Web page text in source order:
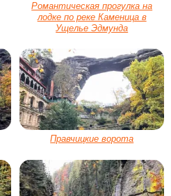
Романтическая прогулка на
лодке по реке Каменица в
Ущелье Эдмунда
Правчицкие ворота